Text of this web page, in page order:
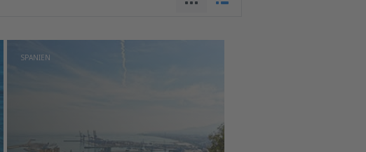
SPANIEN